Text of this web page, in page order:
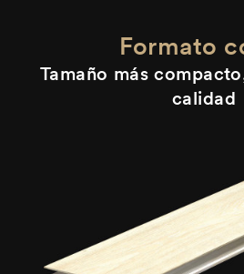
Formato
Tamaño más
calidad